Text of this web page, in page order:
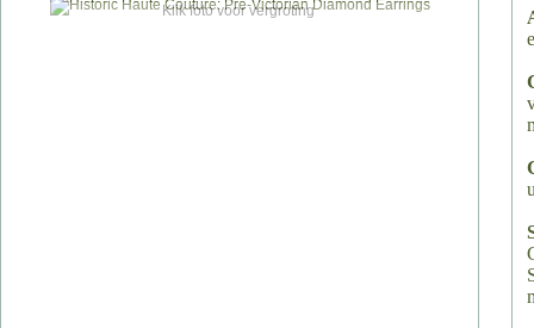
Klik foto voor vergroting